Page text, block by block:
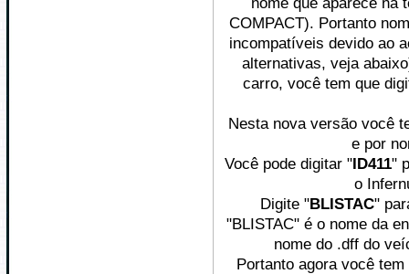
COMPACT). Portanto
incompatíveis devido ao
alternativas, veja
carro, você tem que
Nesta nova versão você
e por
Você pode digitar "ID411"
o
Digite "BLISTAC"
"BLISTAC" é o nome da
nome do .dff do
Portanto agora você